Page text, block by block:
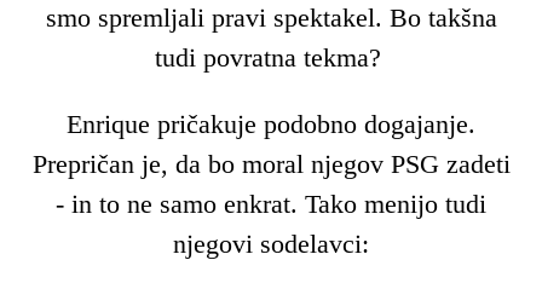
smo spremljali pravi spektakel. Bo takšna
tudi povratna tekma?
Enrique pričakuje podobno dogajanje.
Prepričan je, da bo moral njegov PSG zadeti
- in to ne samo enkrat. Tako menijo tudi
njegovi sodelavci: